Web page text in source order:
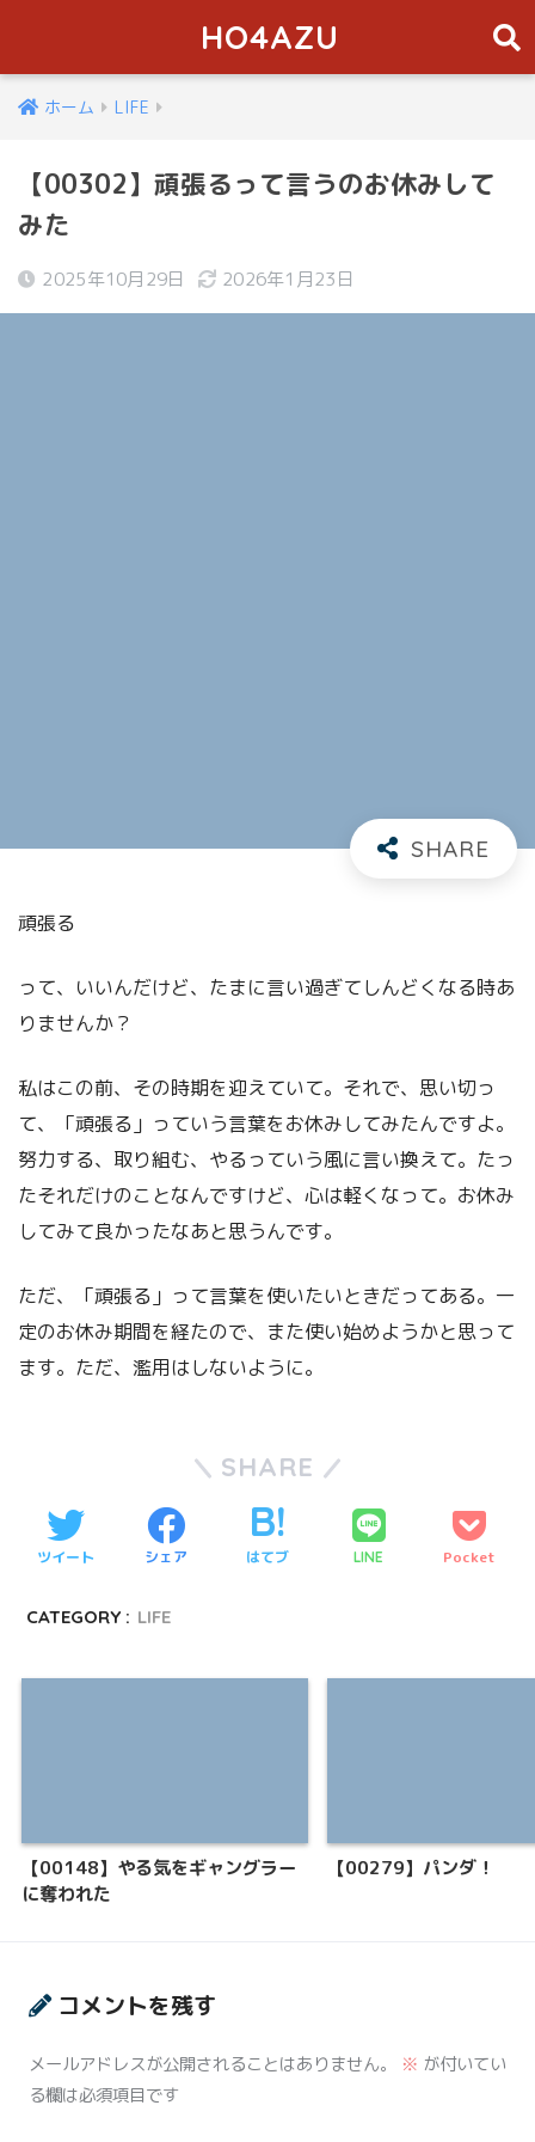
HO4AZU
ホーム LIFE
【00302】頑張るって言うのお休みして
みた
2025年10月29日 2026年1月23日
頑張る
って、いいんだけど、たまに言い過ぎてしんどくなる時あ
りませんか？
私はこの前、その時期を迎えていて。それで、思い切っ
て、「頑張る」っていう言葉をお休みしてみたんですよ。
努力する、取り組む、やるっていう風に言い換えて。たっ
たそれだけのことなんですけど、心は軽くなって。お休み
してみて良かったなあと思うんです。
ただ、「頑張る」って言葉を使いたいときだってある。一
定のお休み期間を経たので、また使い始めようかと思って
ます。ただ、濫用はしないように。
SHARE
ツイート シェア はてブ LINE Pocket
CATEGORY : LIFE
【00148】やる気をギャングラー
に奪われた
【00279】パンダ！
コメントを残す
メールアドレスが公開されることはありません。 ※ が付いてい
る欄は必須項目です